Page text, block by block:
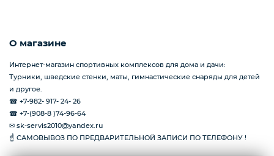
О магазине
Интернет-магазин спортивных комплексов для дома и дачи:
Турники, шведские стенки, маты, гимнастические снаряды для детей
и другое.
☎ +7-982- 917- 24- 26
☎ +7-(908-8 )74-96-64
✉ sk-servis2010@yandex.ru
☝ САМОВЫВОЗ ПО ПРЕДВАРИТЕЛЬНОЙ ЗАПИСИ ПО ТЕЛЕФОНУ !